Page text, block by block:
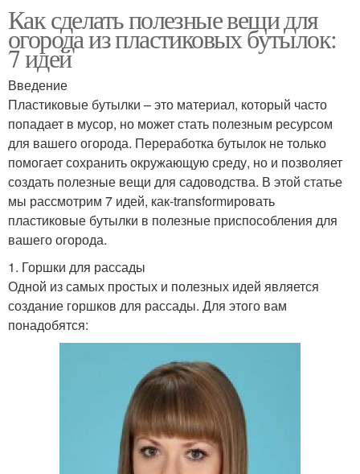
Как сделать полезные вещи для
огорода из пластиковых бутылок:
7 идей
Введение
Пластиковые бутылки – это материал, который часто
попадает в мусор, но может стать полезным ресурсом
для вашего огорода. Переработка бутылок не только
помогает сохранить окружающую среду, но и позволяет
создать полезные вещи для садоводства. В этой статье
мы рассмотрим 7 идей, как-transformировать
пластиковые бутылки в полезные приспособления для
вашего огорода.
1. Горшки для рассады
Одной из самых простых и полезных идей является
создание горшков для рассады. Для этого вам
понадобятся: